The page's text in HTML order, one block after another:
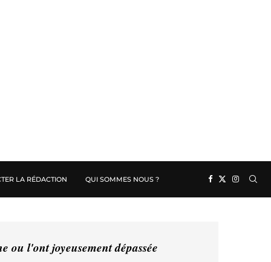
LA RÉDACTION QUI SOMMES NOUS ?
ou l'ont joyeusement dépassée